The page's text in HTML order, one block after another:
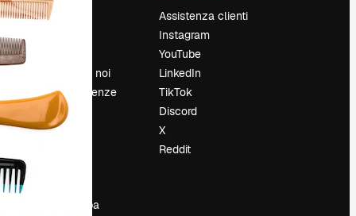
Prezzi
Lavora con noi
Cerca tendenze
Blog
Eventi
Sala stampa
Assistenza clienti
Instagram
YouTube
LinkedIn
TikTok
Discord
X
Reddit